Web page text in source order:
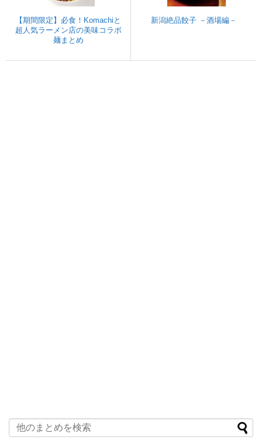
【期間限定】必食！Komachiと
超人気ラーメン店の美味コラボ
麺まとめ
新潟絶品餃子 －酒場編－